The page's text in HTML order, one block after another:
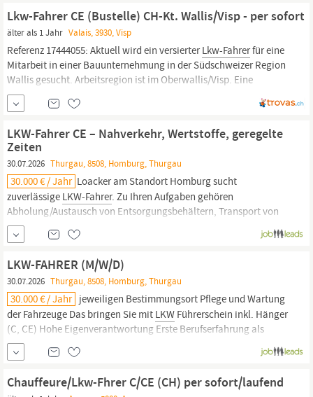
Lkw-Fahrer CE (Bustelle) CH-Kt. Wallis/Visp - per sofort
älter als 1 Jahr Valais, 3930, Visp
Referenz 17444055: Aktuell wird ein versierterLkw-Fahrerfür eine
Mitarbeit in einer Bauunternehmung in der Südschweizer Region
Wallis gesucht. Arbeitsregion ist im Oberwallis/Visp. Eine
Arbeitsaufnahme wäre ab sofort möglich - je nach direkter
Vereinbarung mit Schweizer Arbeitgeber. Wir sind eine private
LKW-Fahrer CE – Nahverkehr, Wertstoffe, geregelte
Zeiten
30.07.2026 Thurgau, 8508, Homburg, Thurgau
30.000 € / Jahr Loacker am Standort Homburg sucht
zuverlässige LKW-Fahrer. Zu Ihren Aufgaben gehören
Abholung/Austausch von Entsorgungsbehältern, Transport von
Wertstoffen und Pflege der Fahrzeuge. Die Stelle bietet eine
langfristige Perspektive und geregelte Arbeitszeiten. Gewünscht
wird ein Führerschein C/CE mit Hänger, Eigenverantwortung und
erste Berufserfahrung....
LKW-FAHRER (M/W/D)
30.07.2026 Thurgau, 8508, Homburg, Thurgau
30.000 € / Jahr jeweiligen Bestimmungsort Pflege und Wartung
der Fahrzeuge Das bringen Sie mit LKW Führerschein inkl. Hänger
(C, CE) Hohe Eigenverantwortung Erste Berufserfahrung als
Fahrer
Nachweis nach § 5 BKrFQG „Schlüsselzahl 95“ #J-18808-
Ljbffr
Chauffeure/Lkw-Fhrer C/CE (CH) per sofort/laufend